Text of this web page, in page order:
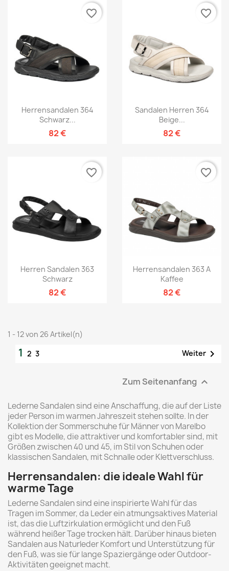
Herrensandalen 364
Schwarz...
82 €
favorite_border
Sandalen Herren 364
Beige...
82 €
favorite_border
Herren Sandalen 363
Schwarz
82 €
favorite_border
Herrensandalen 363 A
Kaffee
82 €
favorite_border
1 - 12 von 26 Artikel(n)
1 2 3 Weiter 
Zum Seitenanfang 
Lederne Sandalen sind eine Anschaffung, die auf der Liste
jeder Person im warmen Jahreszeit stehen sollte. In der
Kollektion der Sommerschuhe für Männer von Marelbo
gibt es Modelle, die attraktiver und komfortabler sind, mit
Größen zwischen 40 und 45, im Stil von Schuhen oder
klassischen Sandalen, mit Schnalle oder Klettverschluss.
Herrensandalen: die ideale Wahl für
warme Tage
Lederne Sandalen sind eine inspirierte Wahl für das
Tragen im Sommer, da Leder ein atmungsaktives Material
ist, das die Luftzirkulation ermöglicht und den Fuß
während heißer Tage trocken hält. Darüber hinaus bieten
Sandalen aus Naturleder Komfort und Unterstützung für
den Fuß, was sie für lange Spaziergänge oder Outdoor-
Aktivitäten geeignet macht.